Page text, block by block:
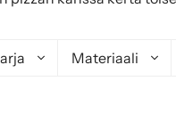
Materiaali